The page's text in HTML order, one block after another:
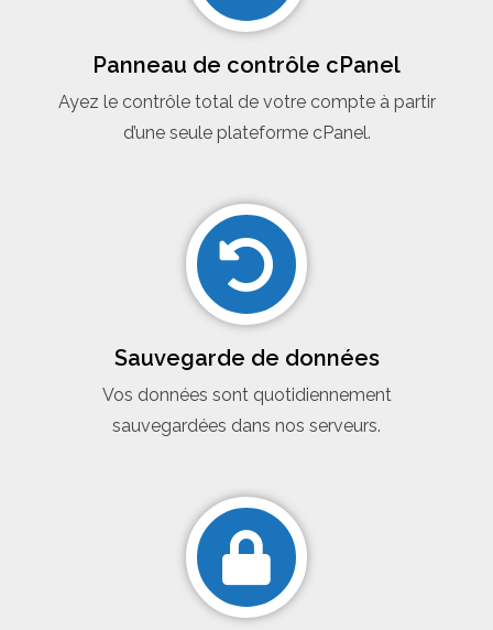
Panneau de contrôle cPanel
Ayez le contrôle total de votre compte à partir
d’une seule plateforme cPanel.
Sauvegarde de données
Vos données sont quotidiennement
sauvegardées dans nos serveurs.